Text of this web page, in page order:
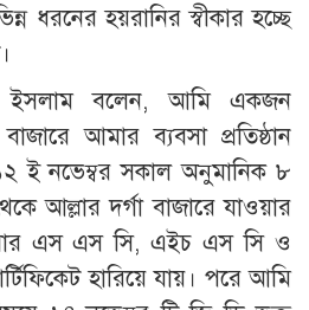
ধরনের হয়রানির স্বীকার হচ্ছে
ইসলাম বলেন, আমি একজন
আমার ব্যবসা প্রতিষ্ঠান
ই নভেম্বর সকাল অনুমানিক ৮
আল্লার দর্গা বাজারে যাওয়ার
এস এস সি, এইচ এস সি ও
হারিয়ে যায়। পরে আমি